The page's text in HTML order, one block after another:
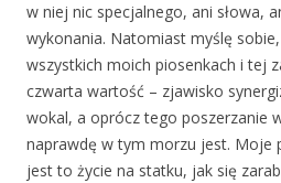
w niej nic specjalnego, ani słowa,
wykonania. Natomiast myślę
wszystkich moich piosenkach i tej
czwarta wartość – zjawisko
wokal, a oprócz tego poszerzanie
naprawdę w tym morzu jest. Moje
jest to życie na statku, jak się